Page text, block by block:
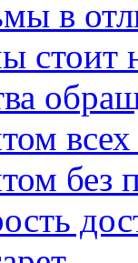
в
стоит
без